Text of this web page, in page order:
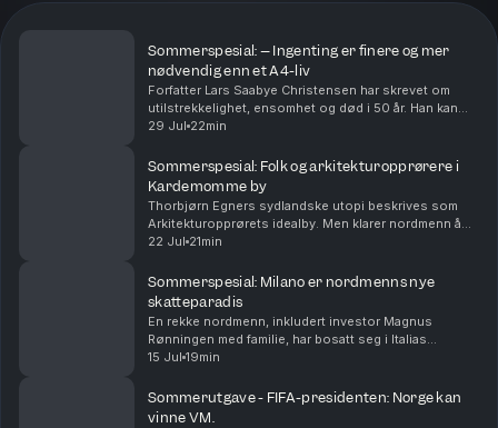
Sommerspesial: – Ingenting er finere og mer
nødvendig enn et A4-liv
Forfatter Lars Saabye Christensen har skrevet om
utilstrekkelighet, ensomhet og død i 50 år. Han kan
være blid også. Bare ikke kall ham produktiv. Eller
29 Jul 22min
Sommerspesial: Folk og arkitektur­opprørere i
Kardemomme by
Thorbjørn Egners sydlandske utopi beskrives som
Arkitekturopprørets idealby. Men klarer nordmenn å
bo der?Hør hva journalist Ola Jordheim Halvorsen fant
22 Jul 21min
Sommerspesial: Milano er nordmenns nye
skatteparadis
En rekke nordmenn, inkludert investor Magnus
Rønningen med familie, har bosatt seg i Italias
finanssentrum.– Hvis man ikke vil bo i en sveitsisk
15 Jul 19min
Sommerutgave - FIFA-presidenten: Norge kan
vinne VM.